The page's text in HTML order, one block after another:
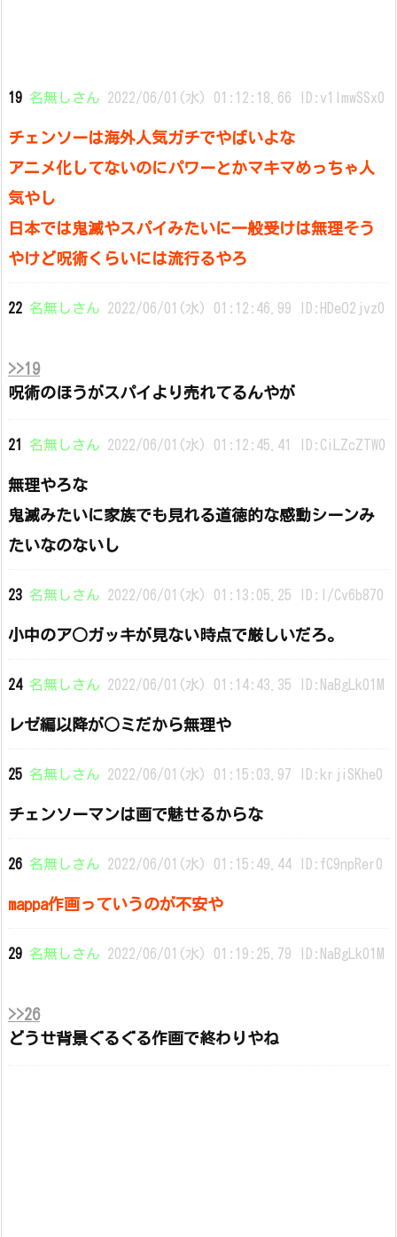
19 名無しさん 2022/06/01(水) 01:12:18.66 ID:v1lmwSSx0
チェンソーは海外人気ガチでやばいよな
アニメ化してないのにパワーとかマキマめっちゃ人
気やし
日本では鬼滅やスパイみたいに一般受けは無理そう
やけど呪術くらいには流行るやろ
22 名無しさん 2022/06/01(水) 01:12:46.99 ID:HDeO2jvz0
>>19
呪術のほうがスパイより売れてるんやが
21 名無しさん 2022/06/01(水) 01:12:45.41 ID:CiLZcZTW0
無理やろな
鬼滅みたいに家族でも見れる道徳的な感動シーンみ
たいなのないし
23 名無しさん 2022/06/01(水) 01:13:05.25 ID:I/Cv6b870
小中のア○ガッキが見ない時点で厳しいだろ。
24 名無しさん 2022/06/01(水) 01:14:43.35 ID:NaBgLk01M
レゼ編以降が○ミだから無理や
25 名無しさん 2022/06/01(水) 01:15:03.97 ID:krjiSKhe0
チェンソーマンは画で魅せるからな
26 名無しさん 2022/06/01(水) 01:15:49.44 ID:fC9npRer0
mappa作画っていうのが不安や
29 名無しさん 2022/06/01(水) 01:19:25.79 ID:NaBgLk01M
>>26
どうせ背景ぐるぐる作画で終わりやね